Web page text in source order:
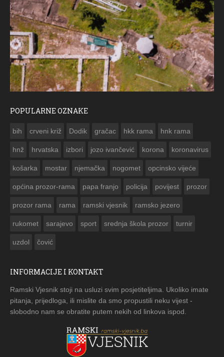
POPULARNE OZNAKE
bih crveni križ Dodik gračac hkk rama hnk rama
hnž hrvatska izbori jozo ivančević korona koronavirus
košarka mostar njemačka nogomet opcinsko vijeće
općina prozor-rama papa franjo policija povijest prozor
prozor rama rama ramski vjesnik ramsko jezero
rukomet sarajevo sport srednja škola prozor turnir
uzdol čović
INFORMACIJE I KONTAKT
Ramski Vjesnik stoji na usluzi svim posjetiteljima. Ukoliko imate
pitanja, prijedloga, ili mislite da smo propustili neku vijest -
slobodno nam se obratite putem nekih od linkova ispod.